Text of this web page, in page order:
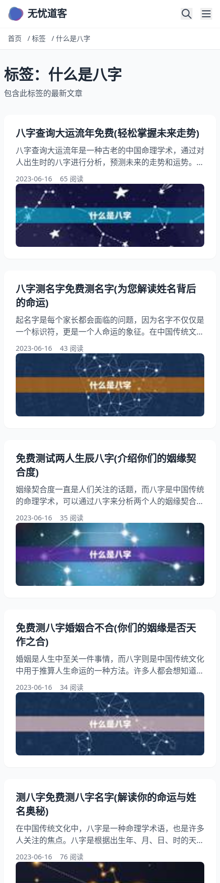
无忧道客
首页 / 标签 / 什么是八字
标签：什么是八字
包含此标签的最新文章
八字查询大运流年免费(轻松掌握未来走势)
八字查询大运流年是一种古老的中国命理学术，通过对
人出生时的八字进行分析，预测未来的走势和运势。现
代科技的发展，现在可以通过网络免费查询自己的八字
大运流年，轻松掌握未来的走势。本文将详细介绍八字
查询大运流年的和方法，帮助读者更好地了解自己的命
运。 一、什么是八字？ 八字，又称四柱八字，是中国
古代命理学术中的一种方法，用于预测人的命运和运
势。它是根据人的出生年、月、日、时四个要素，分别
对应着八个字
2023-06-16 65 阅读
八字测名字免费测名字(为您解读姓名背后
的命运)
起名字是每个家长都会面临的问题，因为名字不仅仅是
一个标识符，更是一个人命运的象征。在中国传统文化
中，八字是预测一个人命运的重要工具，而名字与八字
之间也有着密切的联系。如何根据八字来为孩子起一个
好名字，成为了许多家长关注的话题。本文将为大家介
绍八字测名字的相关知识，帮助家长们更好地为孩子起
名。 一、什么是八字？ 八字，又称四柱八字，是中国
传统文化中的一种命理学术，用于预测一个人的命运。
八字由年、月
2023-06-16 43 阅读
免费测试两人生辰八字(介绍你们的姻缘契
合度)
姻缘契合度一直是人们关注的话题，而八字是中国传统
的命理学术，可以通过八字来分析两个人的姻缘契合
度。本文将为大家介绍如何免费测试两人生辰八字，以
介绍你们的姻缘契合度。无论你是单身还是已婚，都可
以通过本文的方法来了解你和另一半的缘分是否天作之
合。 一、什么是八字 八字，又称四柱八字，是中国传
统的命理学术。它是根据一个人的出生年、月、日、时
来推算出的八个字，分别代表年柱、月柱、日柱、时柱
2023-06-16 35 阅读
免费测八字婚姻合不合(你们的姻缘是否天
作之合)
婚姻是人生中至关一件事情，而八字则是中国传统文化
中用于推算人生命运的一种方法。许多人都会想知道自
己和伴侣的八字是否相合，以此来判断姻缘是否天作之
合。本文将为大家介绍如何通过八字来测算婚姻是否合
适，希望能够帮助大家更好地了解自己的姻缘。 一、
什么是八字 八字，又称四柱八字，是中国传统文化中
用于推算人生命运的一种方法。它由年、月、日、时四
柱组成，每个柱子上有一个天干和一个地支，共八个
字，得名八字。
2023-06-16 34 阅读
测八字免费测八字名字(解读你的命运与姓
名奥秘)
在中国传统文化中，八字是一种命理学术语，也是许多
人关注的焦点。八字是根据出生年、月、日、时的天干
地支组合而成的，可以反映一个人的命运和性格特点。
而在现代社会，越来越多的人开始关注自己的命运和姓
名奥秘，希望通过八字来了解自己的人生轨迹和发展方
2023-06-16 76 阅读